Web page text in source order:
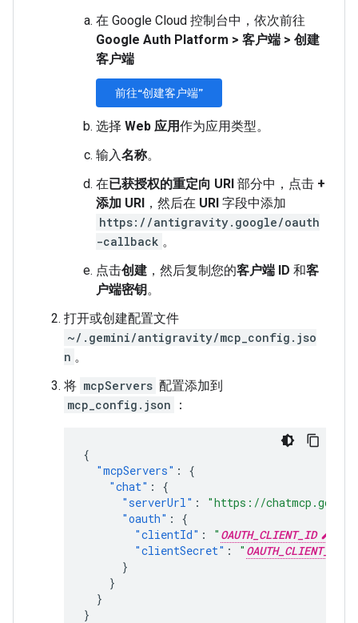
在 Google Cloud 控制台中，依次前往
Google Auth Platform > 客户端 > 创建
客户端
前往“创建客户端”
选择 Web 应用作为应用类型。
输入名称。
在已获授权的重定向 URI 部分中，点击 +
添加 URI ，然后在 URI 字段中添加
https://antigravity.google/oauth
-callback 。
点击创建 ，然后复制您的客户端 ID 和客
户端密钥。
打开或创建配置文件
~/.gemini/antigravity/mcp_config.jso
n 。
将 mcpServers 配置添加到
mcp_config.json
：
{
"mcpServers" :
{
"chat" :
{
"serverUrl" :
"https://
"oauth" :
{
"clientId" : " OAUTH_CLIENT_ID
"clientSecret" : "
}
}
}
}